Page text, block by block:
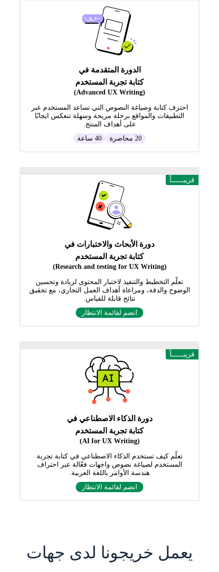
الدورة المتقدمة في
كتابة تجربة المستخدم
(Advanced UX Writing)
احترف كتابة وصياغة النصوص التي تساعد المستخدم عبر
التطبيقات والمواقع برحلة مريحة وسهلة تنعكس ايجابًا
على أهداف المنتج.
20 محاضرة
40 ساعة
قريبــــــاً
دورة الأبحاث والاختبارات في
كتابة تجربة المستخدم
(Research and testing for UX Writing)
تعلّم التخطيط والتنفيذ لاختبار المحتوى لزيادة وتحسين
الوضوح والدقة، ومراعاة أهداف العمل التجاري، مع تحقيق
نتائج قابلة للقياس.
انضم لقائمة الانتظار
قريبــــــاً
دورة الذكاء الاصطناعي في
كتابة تجربة المستخدم
(AI for UX Writing)
تعلّم كيف تستخدم الذكاء الاصطناعي في كتابة تجربة
المستخدم لصياغة نصوص واجهات فعّالة عبر احتراف
هندسة الأوامر باللغة العربية.
انضم لقائمة الانتظار
يعمل خريجونا لدى جهات